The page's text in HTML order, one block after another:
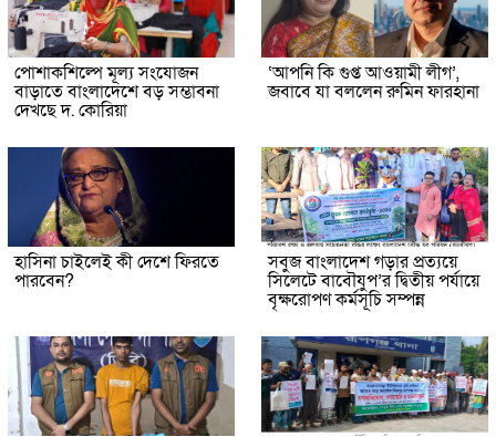
পোশাকশিল্পে মূল্য সংযোজন
বাড়াতে বাংলাদেশে বড় সম্ভাবনা
দেখছে দ. কোরিয়া
‘আপনি কি গুপ্ত আওয়ামী লীগ’,
জবাবে যা বললেন রুমিন ফারহানা
হাসিনা চাইলেই কী দেশে ফিরতে
পারবেন?
সবুজ বাংলাদেশ গড়ার প্রত্যয়ে
সিলেটে বাবৌযুপ’র দ্বিতীয় পর্যায়ে
বৃক্ষরোপণ কর্মসূচি সম্পন্ন